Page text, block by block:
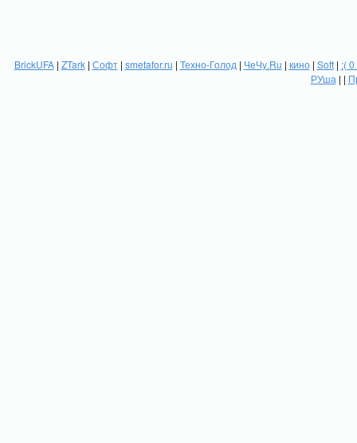
BrickUFA| ZTark| Софт| smetafor.ru | Техно-Голод | ЧеЧу.Ru | кино| Soft| :(
РУша | |